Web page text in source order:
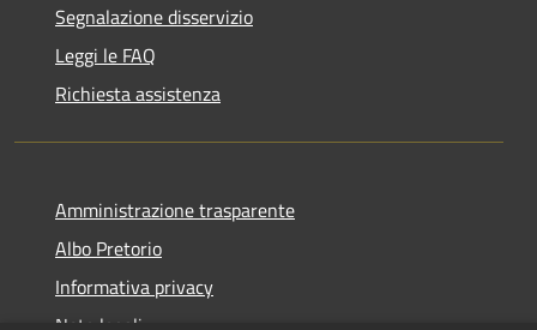
Segnalazione disservizio
Leggi le FAQ
Richiesta assistenza
Amministrazione trasparente
Albo Pretorio
Informativa privacy